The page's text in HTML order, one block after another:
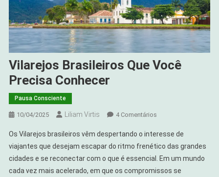
Vilarejos Brasileiros Que Você
Precisa Conhecer
Pausa Consciente
10/04/2025 Liliam Virtis 4 ComentáriosEm
Brasileiros
Que
Você
Precisa
Os Vilarejos brasileiros vêm despertando o interesse de
viajantes que desejam escapar do ritmo frenético das grandes
cidades e se reconectar com o que é essencial. Em um mundo
cada vez mais acelerado, em que os compromissos se